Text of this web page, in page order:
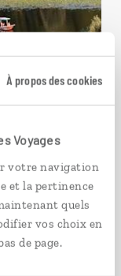
À propos des cookies
Voyages
votre navigation
et la pertinence
quels
vos choix en
de page.
plages de